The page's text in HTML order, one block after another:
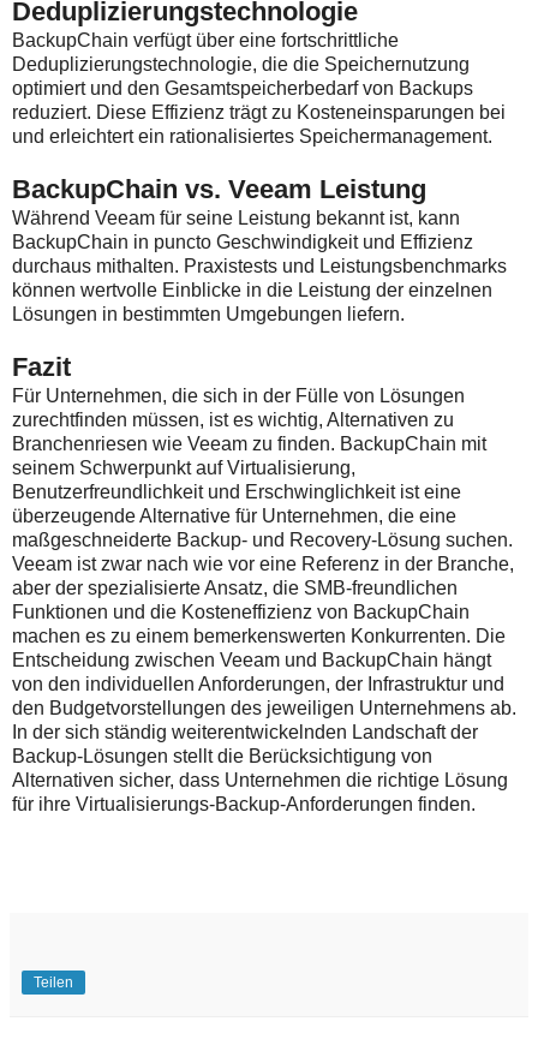
Deduplizierungstechnologie
BackupChain verfügt über eine fortschrittliche
Deduplizierungstechnologie, die die Speichernutzung
optimiert und den Gesamtspeicherbedarf von Backups
reduziert. Diese Effizienz trägt zu Kosteneinsparungen bei
und erleichtert ein rationalisiertes Speichermanagement.
BackupChain vs. Veeam Leistung
Während Veeam für seine Leistung bekannt ist, kann
BackupChain in puncto Geschwindigkeit und Effizienz
durchaus mithalten. Praxistests und Leistungsbenchmarks
können wertvolle Einblicke in die Leistung der einzelnen
Lösungen in bestimmten Umgebungen liefern.
Fazit
Für Unternehmen, die sich in der Fülle von Lösungen
zurechtfinden müssen, ist es wichtig, Alternativen zu
Branchenriesen wie Veeam zu finden. BackupChain mit
seinem Schwerpunkt auf Virtualisierung,
Benutzerfreundlichkeit und Erschwinglichkeit ist eine
überzeugende Alternative für Unternehmen, die eine
maßgeschneiderte Backup- und Recovery-Lösung suchen.
Veeam ist zwar nach wie vor eine Referenz in der Branche,
aber der spezialisierte Ansatz, die SMB-freundlichen
Funktionen und die Kosteneffizienz von BackupChain
machen es zu einem bemerkenswerten Konkurrenten. Die
Entscheidung zwischen Veeam und BackupChain hängt
von den individuellen Anforderungen, der Infrastruktur und
den Budgetvorstellungen des jeweiligen Unternehmens ab.
In der sich ständig weiterentwickelnden Landschaft der
Backup-Lösungen stellt die Berücksichtigung von
Alternativen sicher, dass Unternehmen die richtige Lösung
für ihre Virtualisierungs-Backup-Anforderungen finden.
Teilen